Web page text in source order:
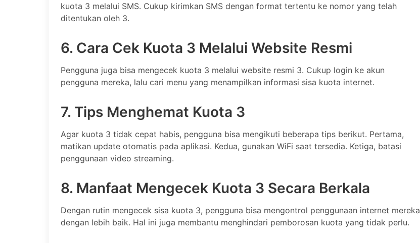
kuota 3 melalui SMS. Cukup kirimkan SMS dengan format tertentu ke nomor yang telah
ditentukan oleh 3.
6. Cara Cek Kuota 3 Melalui Website Resmi
Pengguna juga bisa mengecek kuota 3 melalui website resmi 3. Cukup login ke akun
pengguna mereka, lalu cari menu yang menampilkan informasi sisa kuota internet.
7. Tips Menghemat Kuota 3
Agar kuota 3 tidak cepat habis, pengguna bisa mengikuti beberapa tips berikut. Pertama,
matikan update otomatis pada aplikasi. Kedua, gunakan WiFi saat tersedia. Ketiga, batasi
penggunaan video streaming.
8. Manfaat Mengecek Kuota 3 Secara Berkala
Dengan rutin mengecek sisa kuota 3, pengguna bisa mengontrol penggunaan internet mereka
dengan lebih baik. Hal ini juga membantu menghindari pemborosan kuota yang tidak perlu.